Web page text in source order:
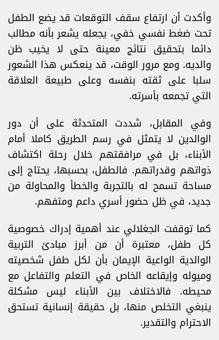
وأكدت أن ارتفاع سقف التوقعات قد يضع الطفل
تحت ضغط نفسي خفي، يجعله يشعر بأنه مطالب
دائما بتحقيق نتائج معينة حتى لا يخيب ظن
والديه. ومع مرور الوقت، قد ينعكس هذا الشعور
سلبا على ثقته بنفسه وعلى طبيعة العلاقة
التي تجمعه بأسرته.
وفي المقابل، شددت المتحدثة على أن دور
الوالدين لا يتمثل في رسم الطريق كاملا أمام
الأبناء، بل في مرافقتهم خلال رحلة اكتشاف
ذواتهم وقدراتهم. فالطفل، بحسبها، يحتاج إلى
مساحة تسمح له بالتجربة والخطأ والمحاولة من
جديد، في ظل حضور أسري داعم ومتفهم.
كما توقفت الجغلالي عند أهمية إدراك خصوصية
كل طفل، معتبرة أن من أبرز مبادئ التربية
الوالدية الواعية الإيمان بأن لكل طفل شخصيته
وميوله وإيقاعه الخاص في التعلم والتفاعل مع
محيطه. فالاختلاف بين الأبناء ليس مشكلة
ينبغي التخلص منها، بل حقيقة إنسانية تستحق
الاحترام والتقدير.